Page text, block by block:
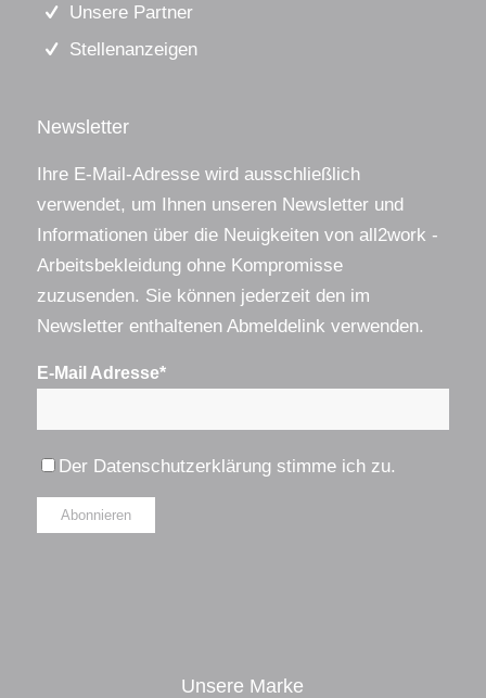
Unsere Partner
Stellenanzeigen
Newsletter
Ihre E-Mail-Adresse wird ausschließlich
verwendet, um Ihnen unseren Newsletter und
Informationen über die Neuigkeiten von all2work -
Arbeitsbekleidung ohne Kompromisse
zuzusenden. Sie können jederzeit den im
Newsletter enthaltenen Abmeldelink verwenden.
E-Mail Adresse*
Der Datenschutzerklärungstimme ich zu.
Unsere Marke